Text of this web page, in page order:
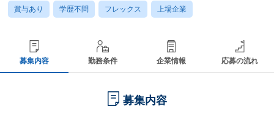
賞与あり 学歴不問 フレックス 上場企業
募集内容 勤務条件 企業情報 応募の流れ
募集内容